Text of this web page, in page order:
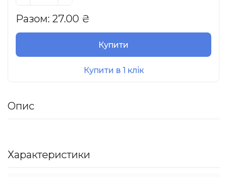
Разом: 27.00 ₴
Купити
Купити в 1 клік
Опис
Характеристики